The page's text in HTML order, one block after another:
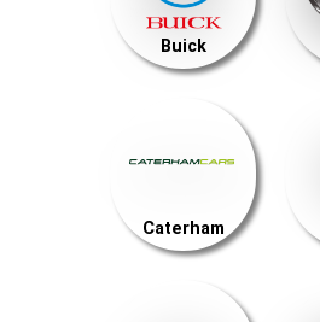
Buick
Caterham